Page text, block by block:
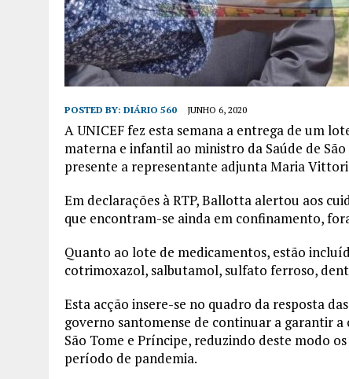
POSTED BY: DIÁRIO 560 JUNHO 6, 2020
A UNICEF fez esta semana a entrega de um
materna e infantil ao ministro da Saúde de
presente a representante adjunta Maria
Em declarações à RTP, Ballotta alertou aos
que encontram-se ainda em confinamento,
Quanto ao lote de medicamentos, estão
cotrimoxazol, salbutamol, sulfato ferroso,
Esta acção insere-se no quadro da resposta
governo santomense de continuar a garantir a
São Tome e Príncipe, reduzindo deste modo
período de pandemia.